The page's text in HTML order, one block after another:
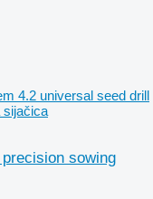
4.2 universal seed drill
sijačica
sowing